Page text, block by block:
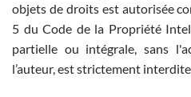
objets de droits est autorisée
5 du Code de la Propriété
partielle ou intégrale, sans
l’auteur, est strictement